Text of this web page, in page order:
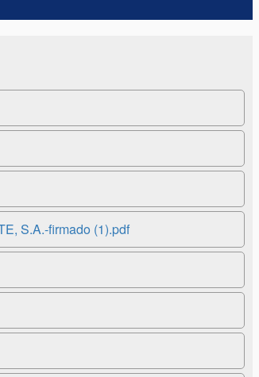
S.A.-firmado (1).pdf